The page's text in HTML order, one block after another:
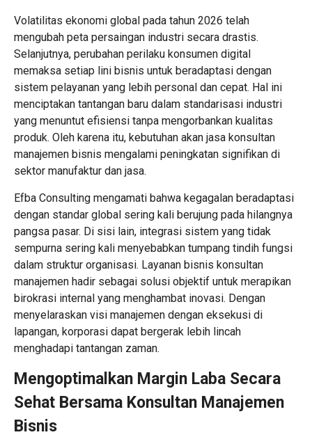
Volatilitas ekonomi global pada tahun 2026 telah
mengubah peta persaingan industri secara drastis.
Selanjutnya, perubahan perilaku konsumen digital
memaksa setiap lini bisnis untuk beradaptasi dengan
sistem pelayanan yang lebih personal dan cepat. Hal ini
menciptakan tantangan baru dalam standarisasi industri
yang menuntut efisiensi tanpa mengorbankan kualitas
produk. Oleh karena itu, kebutuhan akan jasa konsultan
manajemen bisnis mengalami peningkatan signifikan di
sektor manufaktur dan jasa.
Efba Consulting mengamati bahwa kegagalan beradaptasi
dengan standar global sering kali berujung pada hilangnya
pangsa pasar. Di sisi lain, integrasi sistem yang tidak
sempurna sering kali menyebabkan tumpang tindih fungsi
dalam struktur organisasi. Layanan bisnis konsultan
manajemen hadir sebagai solusi objektif untuk merapikan
birokrasi internal yang menghambat inovasi. Dengan
menyelaraskan visi manajemen dengan eksekusi di
lapangan, korporasi dapat bergerak lebih lincah
menghadapi tantangan zaman.
Mengoptimalkan Margin Laba Secara
Sehat Bersama Konsultan Manajemen
Bisnis